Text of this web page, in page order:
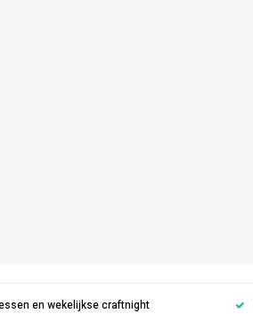
en wekelijkse craftnight